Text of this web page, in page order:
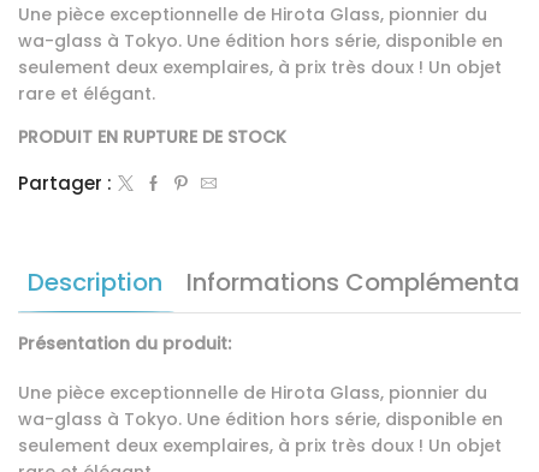
Une pièce exceptionnelle de Hirota Glass, pionnier du
wa-glass à Tokyo. Une édition hors série, disponible en
seulement deux exemplaires, à prix très doux ! Un objet
rare et élégant.
PRODUIT EN RUPTURE DE STOCK
Partager :
Description Informations
Présentation du produit:
Une pièce exceptionnelle de Hirota Glass, pionnier du
wa-glass à Tokyo. Une édition hors série, disponible en
seulement deux exemplaires, à prix très doux ! Un objet